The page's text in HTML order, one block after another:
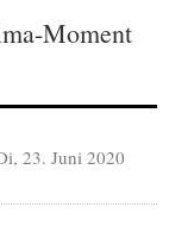
Moment
23. Juni 2020